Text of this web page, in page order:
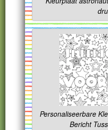
Personaliseerbare
Bericht